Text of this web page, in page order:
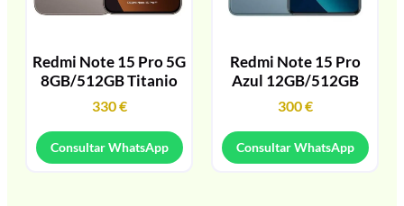
Redmi Note 15 Pro 5G
8GB/512GB Titanio
330€
Consultar WhatsApp
Redmi Note 15 Pro
Azul 12GB/512GB
300€
Consultar WhatsApp